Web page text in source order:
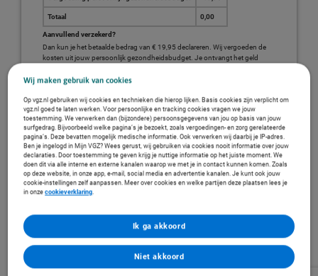
Totaal 0,00
Aanvullend verzekerd?
Dan kun je het betaalde bedrag van € 19,95 declareren. Wij vergoeden de
kosten uit jouw persoonlijk gezondheidsbudget. Je ontvangt het geld
Wat kun je verwachten?
Heb jij steeds maar klachten zoals pijn, duizeligheid of vermoeidheid? Zonder duidelijke
lichamelijke oorzaak kan het lastig zijn aan je herstel te werken. Toch is het mogelijk. Dit
programma is een stap op weg naar herstel.
Wij maken gebruik van cookies
Op vgz.nl gebruiken wij cookies en technieken die hierop lijken. Basis cookies zijn verplicht om
vgz.nl goed te laten werken. Voor persoonlijke en tracking cookies vragen we jouw
toestemming. We verwerken dan (bijzondere) persoonsgegevens van jou op basis van jouw
surfgedrag. Bijvoorbeeld welke pagina’s je bezoekt, zoals vergoedingen- en zorg gerelateerde
pagina’s. Deze bevatten mogelijk medische informatie. Ook verwerken wij daarbij je IP-adres.
Ben je ingelogd in Mijn VGZ? Wees gerust, wij gebruiken via cookies nooit informatie over jouw
declaraties. Door toestemming te geven krijg je nuttige informatie op het juiste moment. We
doen dit via alle interne en externe kanalen waarop we met je in contact kunnen komen. Zoals
op deze website, in onze app, e-mail, social media en advertentie kanalen. Je kunt ook jouw
cookie-instellingen zelf aanpassen. Meer over cookies en welke partijen deze plaatsen lees je
in onzecookieverklaring.
Niet akkoord
Ik ga akkoord